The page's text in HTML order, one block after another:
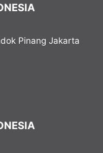
Pinang Jakarta